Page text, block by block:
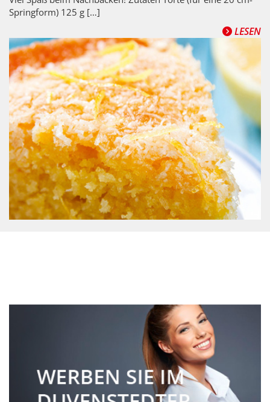
Springform) 125 g […]
LESEN